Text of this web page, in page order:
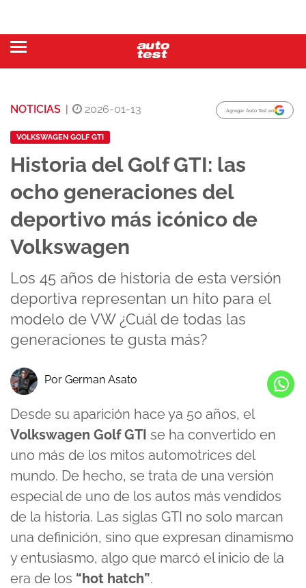
NOTICIAS | 2026-01-13 Agregar Auto Test en
VOLKSWAGEN GOLF GTI
Historia del Golf GTI: las
ocho generaciones del
deportivo más icónico de
Volkswagen
Los 45 años de historia de esta versión
deportiva representan un hito para el
modelo de VW ¿Cuál de todas las
generaciones te gusta más?
Por German Asato
Desde su aparición hace ya 50 años, el
Volkswagen Golf GTI se ha convertido en
uno más de los mitos automotrices del
mundo. De hecho, se trata de una versión
especial de uno de los autos más vendidos
de la historia. Las siglas GTI no solo marcan
una definición, sino que expresan dinamismo
y entusiasmo, algo que marcó el inicio de la
era de los “hot hatch”.